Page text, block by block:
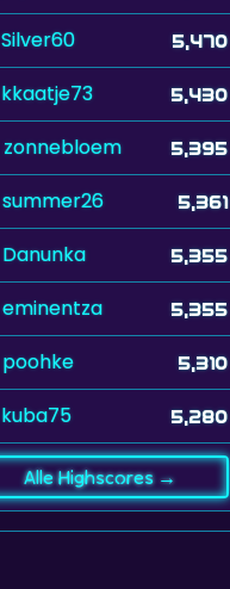
Silver60 5,470
kkaatje73 5,430
zonnebloem 5,395
summer26 5,361
Danunka 5,355
eminentza 5,355
poohke 5,310
kuba75 5,280
Alle Highscores →